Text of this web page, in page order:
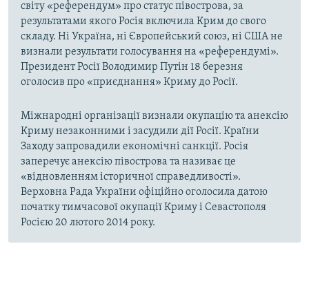
світу «референдум» про статус півострова, за
результатами якого Росія включила Крим до свого
складу. Ні Україна, ні Європейський союз, ні США не
визнали результати голосування на «референдумі».
Президент Росії Володимир Путін 18 березня
оголосив про «приєднання» Криму до Росії.
Міжнародні організації визнали окупацію та анексію
Криму незаконними і засудили дії Росії. Країни
Заходу запровадили економічні санкції. Росія
заперечує анексію півострова та називає це
«відновленням історичної справедливості».
Верховна Рада України офіційно оголосила датою
початку тимчасової окупації Криму і Севастополя
Росією 20 лютого 2014 року.